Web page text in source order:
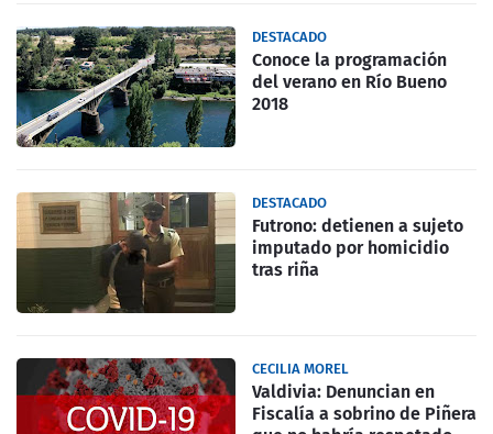
DESTACADO
Conoce la programación
del verano en Río Bueno
2018
DESTACADO
Futrono: detienen a sujeto
imputado por homicidio
tras riña
CECILIA MOREL
Valdivia: Denuncian en
Fiscalía a sobrino de Piñera